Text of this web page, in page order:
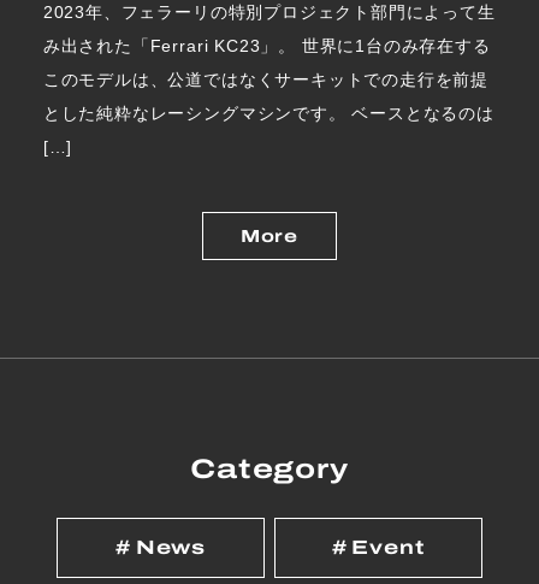
2023年、フェラーリの特別プロジェクト部門によって生
み出された「Ferrari KC23」。 世界に1台のみ存在する
このモデルは、公道ではなくサーキットでの走行を前提
とした純粋なレーシングマシンです。 ベースとなるのは
[…]
More
Category
News Event